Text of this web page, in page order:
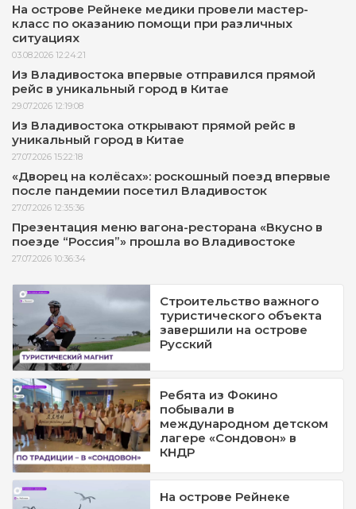
На острове Рейнеке медики провели мастер-
класс по оказанию помощи при различных
ситуациях
03.08.2026 12:24:21
Из Владивостока впервые отправился прямой
рейс в уникальный город в Китае
29.07.2026 12:19:08
Из Владивостока открывают прямой рейс в
уникальный город в Китае
27.07.2026 15:22:18
«Дворец на колёсах»: роскошный поезд впервые
после пандемии посетил Владивосток
27.07.2026 12:35:36
Презентация меню вагона-ресторана «Вкусно в
поезде “Россия”» прошла во Владивостоке
27.07.2026 10:36:34
Строительство важного
туристического объекта
завершили на острове
Русский
Ребята из Фокино
побывали в
международном детском
лагере «Сондовон» в
КНДР
На острове Рейнеке